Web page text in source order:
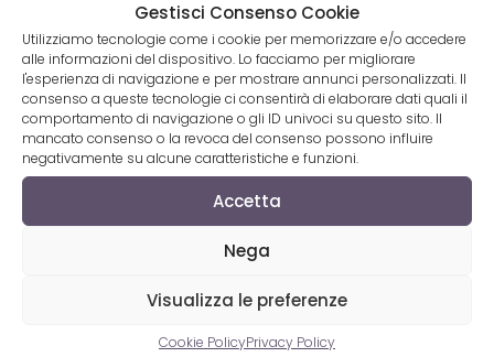
Gestisci Consenso Cookie
Utilizziamo tecnologie come i cookie per memorizzare e/o accedere
alle informazioni del dispositivo. Lo facciamo per migliorare
l'esperienza di navigazione e per mostrare annunci personalizzati. Il
consenso a queste tecnologie ci consentirà di elaborare dati quali il
comportamento di navigazione o gli ID univoci su questo sito. Il
mancato consenso o la revoca del consenso possono influire
negativamente su alcune caratteristiche e funzioni.
Accetta
Nega
Visualizza le preferenze
Cookie PolicyPrivacy Policy
amanti delle canzoni napoletane, tutti i CD, i
video ed i testi dei cantanti napoletani.
MusicaNapoli partecipa al programma di
affiliazioni di Amazon, ricevendo un guadagno
dagli acquisti idonei.
Top 5 Cantanti napoletani